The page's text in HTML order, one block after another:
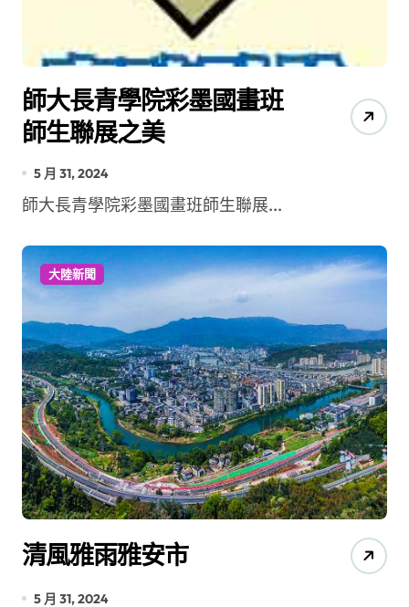
師大長青學院彩墨國畫班
師生聯展之美
5 月 31, 2024
師大長青學院彩墨國畫班師生聯展...
大陸新聞
清風雅雨雅安市
5 月 31, 2024